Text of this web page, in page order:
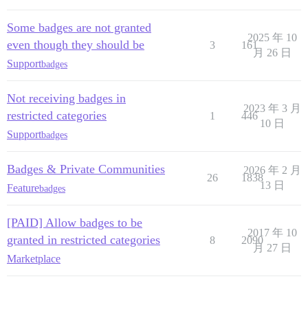
Some badges are not granted
even though they should be
Supportbadges
3 161
2025 年 10
月 26 日
Not receiving badges in
restricted categories
Supportbadges
1 446
2023 年 3 月
10 日
Badges & Private Communities
Featurebadges
26 1838
2026 年 2 月
13 日
[PAID] Allow badges to be
granted in restricted categories
Marketplace
8 2090
2017 年 10
月 27 日